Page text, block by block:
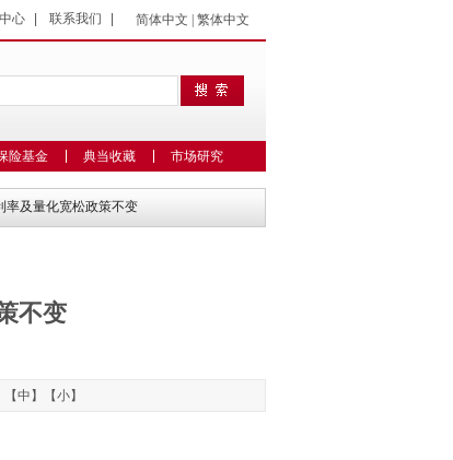
险基金 典当收藏 市场研究
心 联系我们 简体中文 繁体中文
率及量化宽松政策不变
不变
【中 】【小】